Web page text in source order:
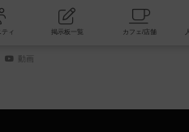
コミュニティ 掲示板一覧
動画